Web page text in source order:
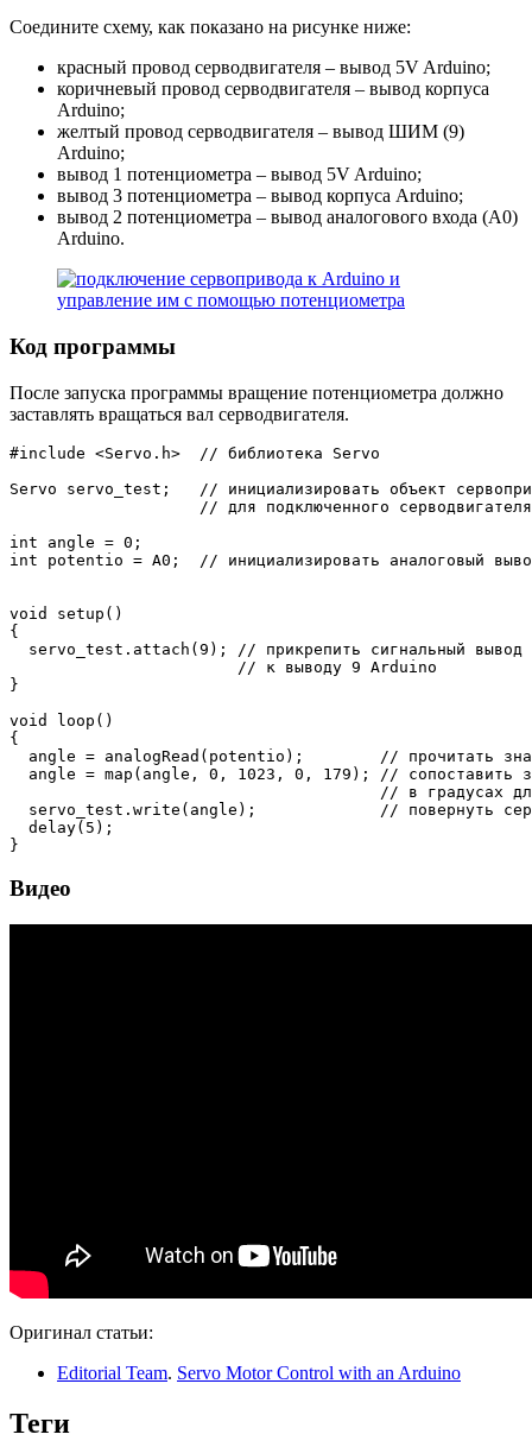
Соедините схему, как показано на рисунке ниже:
красный провод серводвигателя – вывод 5V Arduino;
коричневый провод серводвигателя – вывод корпуса
Arduino;
желтый провод серводвигателя – вывод ШИМ (9)
Arduino;
вывод 1 потенциометра – вывод 5V Arduino;
вывод 3 потенциометра – вывод корпуса Arduino;
вывод 2 потенциометра – вывод аналогового входа (A0)
Arduino.
Код программы
После запуска программы вращение потенциометра должно
заставлять вращаться вал серводвигателя.
#include <Servo.h>
// библиотека Servo
Servo servo_test ;
// инициализировать объект
// для подключенного
int angle = 0 ;
int potentio = A0 ; // инициализировать аналоговый
void setup ( )
{
  servo_test
. attach (9 ) ;
// прикрепить сигнальный вывод
// к выводу 9 Arduino
}
void
loop ( )
{
  angle
= analogRead ( potentio ) ;
// прочитать
  angle
= map ( angle , 0 , 1023 , 0 , 179 ) ;
// сопоставить
// в градусах
  servo_test
. write ( angle ) ;
// повернуть
delay( 5 ) ;
}
Видео
Оригинал статьи:
Editorial Team. Servo Motor Control with an Arduino
Теги